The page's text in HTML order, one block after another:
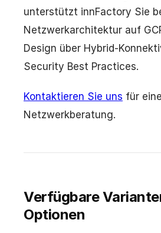
unterstützt innFactory Sie
Netzwerkarchitektur auf
Design über Hybrid-
Security Best Practices.
Kontaktieren Sie uns für eine
Netzwerkberatung.
Verfügbare
Optionen